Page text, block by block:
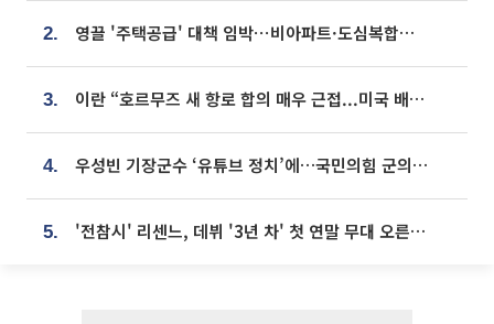
2. 영끌 '주택공급' 대책 임박⋯비아파트·도심복합까지 총동원
3. 이란 “호르무즈 새 항로 합의 매우 근접...미국 배상 먼저”
4. 우성빈 기장군수 ‘유튜브 정치’에…국민의힘 군의원들 집단 반발
5. '전참시' 리센느, 데뷔 '3년 차' 첫 연말 무대 오른다⋯"그동안 섭외 안 와"